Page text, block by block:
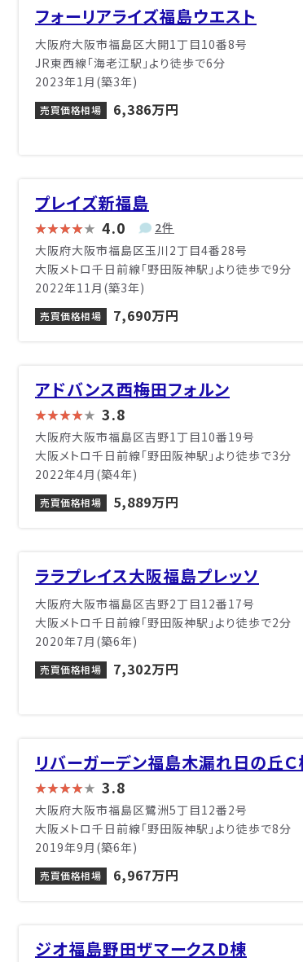
フォーリアライズ福島ウエスト
大阪府大阪市福島区大開1丁目10番8号
JR東西線「海老江駅」より徒歩で6分
2023年1月(築3年)
売買価格相場 6,386万円
プレイズ新福島
4.0
2件
大阪府大阪市福島区玉川2丁目4番28号
大阪メトロ千日前線「野田阪神駅」より徒歩で9分
2022年11月(築3年)
売買価格相場 7,690万円
アドバンス西梅田フォルン
3.8
大阪府大阪市福島区吉野1丁目10番19号
大阪メトロ千日前線「野田阪神駅」より徒歩で3分
2022年4月(築4年)
売買価格相場 5,889万円
ララプレイス大阪福島プレッソ
大阪府大阪市福島区吉野2丁目12番17号
大阪メトロ千日前線「野田阪神駅」より徒歩で2分
2020年7月(築6年)
売買価格相場 7,302万円
リバーガーデン福島木漏れ日の丘
3.8
大阪府大阪市福島区鷺洲5丁目12番2号
大阪メトロ千日前線「野田阪神駅」より徒歩で8分
2019年9月(築6年)
売買価格相場 6,967万円
ジオ福島野田ザマークスD棟